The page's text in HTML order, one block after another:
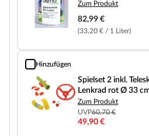
Zum Produkt
82,99 €
(33,20 € / 1 Liter)
Hinzufügen
Spielset 2 inkl. Teleskop - Fernrohr,
Spielset 2 inkl.
Lenkrad rot Ø 33
Zum Produkt
UVP60,70 €
49,90 €